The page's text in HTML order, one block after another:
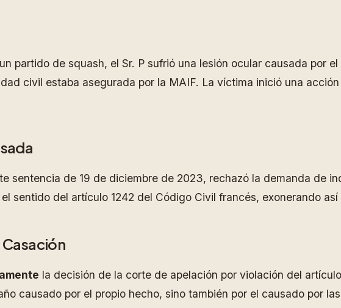
partido de squash, el Sr. P sufrió una lesión ocular causada por
civil estaba asegurada por la MAIF. La víctima inició una
sentencia de 19 de diciembre de 2023, rechazó la demanda de
sentido del artículo 1242 del Código Civil francés, exonerando
la decisión de la corte de apelación por violación del
causado por el propio hecho, sino también por el causado por